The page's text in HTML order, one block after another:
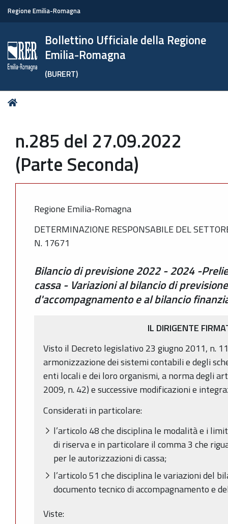
Regione Emilia-Romagna
Bollettino Ufficiale della Regione
Emilia-Romagna
(BURERT)
Tu
n.285 del 27.09.2022
(Parte Seconda)
Regione Emilia-Romagna
DETERMINAZIONE RESPONSABILE DEL
N. 17671
Bilancio di previsione 2022 - 2024 -
cassa - Variazioni al bilancio di
d'accompagnamento e al bilancio
IL DIRIGENTE
Visto il Decreto legislativo 23 giugno 2011, n.
armonizzazione dei sistemi contabili e degli
enti locali e dei loro organismi, a norma degli
2009, n. 42) e successive modificazioni e
Considerati in particolare:
l’articolo 48 che disciplina le modalità e i
di riserva e in particolare il comma 3 che
per le autorizzazioni di cassa;
l’articolo 51 che disciplina le variazioni del
documento tecnico di accompagnamento e
Viste: